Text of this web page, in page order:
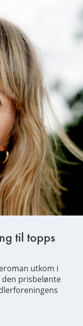
til topps
utkom i
den prisbelønte